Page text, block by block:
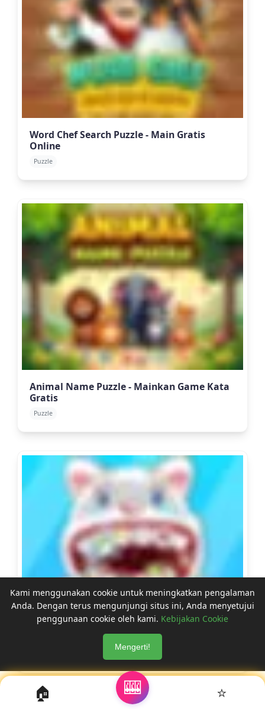
Word Chef Search Puzzle - Main Gratis
Online
Puzzle
Animal Name Puzzle - Mainkan Game Kata
Gratis
Puzzle
Incredible Kids Dentist - Main Gratis Online
🏠 🎰 ⭐
Kami menggunakan cookie untuk meningkatkan pengalaman
Anda. Dengan terus mengunjungi situs ini, Anda menyetujui
penggunaan cookie oleh kami. Kebijakan Cookie
Mengerti!